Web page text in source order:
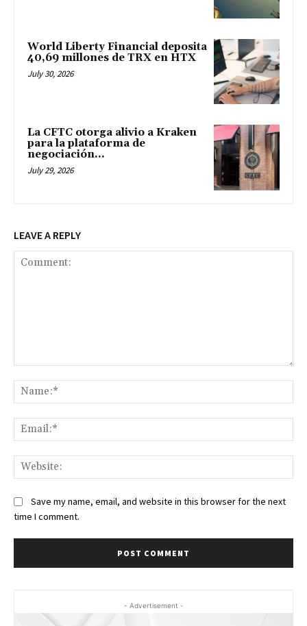
World Liberty Financial deposita
40,69 millones de TRX en HTX
July 30, 2026
La CFTC otorga alivio a Kraken
para la plataforma de
negociación...
July 29, 2026
LEAVE A REPLY
Save my name, email, and website in this browser for the next
time I comment.
- Advertisement -